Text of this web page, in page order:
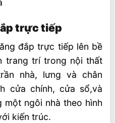
trực tiếp
đắp trực tiếp lên bề
trang trí trong nội thất
nhà, lưng và chân
cửa chính, cửa sổ,và
ngôi nhà theo hình
kiến trúc.